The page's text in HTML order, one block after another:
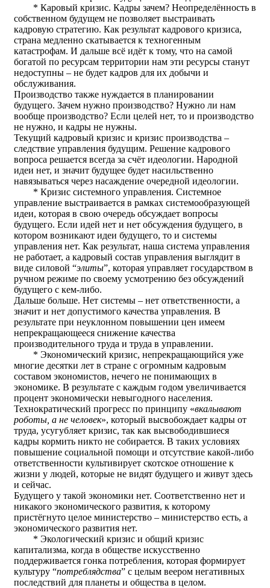
* Каровый кризис. Кадры зачем? Неопределённость в
собственном будущем не позволяет выстраивать
кадровую стратегию. Как результат кадрового кризиса,
страна медленно скатывается к техногенным
катастрофам. И дальше всё идёт к тому, что на самой
богатой по ресурсам территории нам эти ресурсы станут
недоступны – не будет кадров для их добычи и
обслуживания.
Производство также нуждается в планировании
будущего. Зачем нужно производство? Нужно ли нам
вообще производство? Если целей нет, то и производство
не нужно, и кадры не нужны.
Текущий кадровый кризис и кризис производства –
следствие управления будущим. Решение кадрового
вопроса решается всегда за счёт идеологии. Народной
идеи нет, и значит будущее будет насильственно
навязываться через насаждение очередной идеологии.
* Кризис системного управления. Системное
управление выстраивается в рамках системообразующей
идеи, которая в свою очередь обсуждает вопросы
будущего. Если идей нет и нет обсуждения будущего, в
котором возникают идеи будущего, то и системы
управления нет. Как результат, наша система управления
не работает, а кадровый состав управления выглядит в
виде силовой “элиты”, которая управляет государством в
ручном режиме по своему усмотрению без обсуждений
будущего с кем-либо.
Дальше больше. Нет системы – нет ответственности, а
значит и нет допустимого качества управления. В
результате при неуклонном повышении цен имеем
непрекращающееся снижение качества
производительного труда и труда в управлении.
* Экономический кризис, непрекращающийся уже
многие десятки лет в стране с огромным кадровым
составом экономистов, нечего не понимающих в
экономике. В результате с каждым годом увеличивается
процент экономически невыгодного населения.
Технократический прогресс по принципу «вкалывают
роботы, а не человек», который высвобождает кадры от
труда, усугубляет кризис, так как высвободившиеся
кадры кормить никто не собирается. В таких условиях
повышение социальной помощи и отсутствие какой-либо
ответственности культивирует скотское отношение к
жизни у людей, которые не видят будущего и живут здесь
и сейчас.
Будущего у такой экономики нет. Соответственно нет и
никакого экономического развития, к которому
пристёгнуто целое министерство – министерство есть, а
экономического развития нет.
* Экологический кризис и общий кризис
капитализма, когда в обществе искусственно
поддерживается гонка потребления, которая формирует
культуру “потреблядства” с целым веером негативных
последствий для планеты и общества в целом.